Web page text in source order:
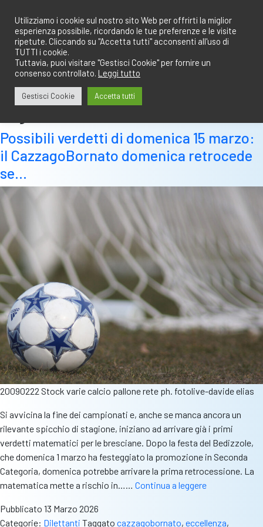
contenuto
Possibili verdetti di domenica 15 marzo:
il CazzagoBornato domenica retrocede
se…
20090222 Stock varie calcio pallone rete ph. fotolive-davide elias
Si avvicina la fine dei campionati e, anche se manca ancora un
rilevante spicchio di stagione, iniziano ad arrivare già i primi
verdetti matematici per le bresciane. Dopo la festa del Bedizzole,
che domenica 1 marzo ha festeggiato la promozione in Seconda
Categoria, domenica potrebbe arrivare la prima retrocessione. La
matematica mette a rischio in…… Continua a leggerePossibili
Pubblicato 13 Marzo 2026
Categorie: Dilettanti Taggato cazzagobornato, eccellenza,
Utilizziamo i cookie sul nostro sito Web per offrirti la miglior
esperienza possibile, ricordando le tue preferenze e le visite
ripetute. Cliccando su "Accetta tutti" acconsenti all'uso di
TUTTI i cookie.
Tuttavia, puoi visitare "Gestisci Cookie" per fornire un
consenso controllato. Leggi tutto
Gestisci Cookie Accetta tutti